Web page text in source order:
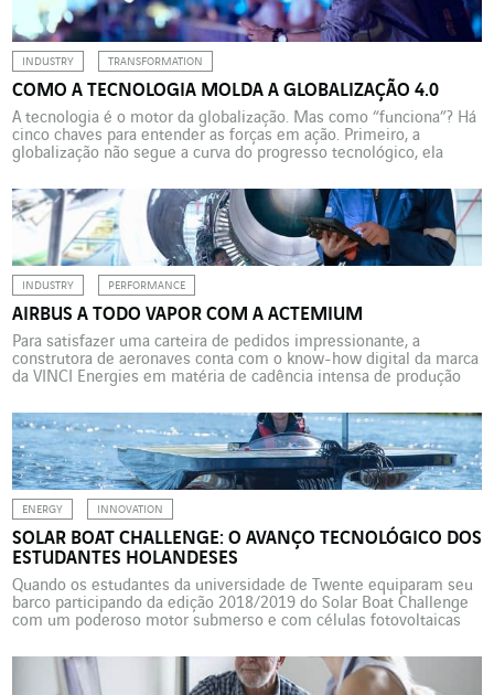
INDUSTRY TRANSFORMATION
COMO A TECNOLOGIA MOLDA A GLOBALIZAÇÃO 4.0
A tecnologia é o motor da globalização. Mas como “funciona”? Há
cinco chaves para entender as forças em ação. Primeiro, a
globalização não segue a curva do progresso tecnológico, ela
são mais determinantes que as tecnologias propriamente ditas.
Somente quando uma tecnologia se torna um […]
INDUSTRY PERFORMANCE
AIRBUS A TODO VAPOR COM A ACTEMIUM
Para satisfazer uma carteira de pedidos impressionante, a
construtora de aeronaves conta com o know-how digital da marca
da VINCI Energies em matéria de cadência intensa de produção
seu campeão de vendas, a Airbus deve incrementar
significativamente a sua produção para produzir 70 […]
ENERGY INNOVATION
SOLAR BOAT CHALLENGE: O AVANÇO TECNOLÓGICO DOS
ESTUDANTES HOLANDESES
Quando os estudantes da universidade de Twente equiparam seu
barco participando da edição 2018/2019 do Solar Boat Challenge
com um poderoso motor submerso e com células fotovoltaicas
mobilidade elétrica. Uma aventura que foi apoiada pela Omexom.
Todos os anos, uma nova equipe da universidade de […]